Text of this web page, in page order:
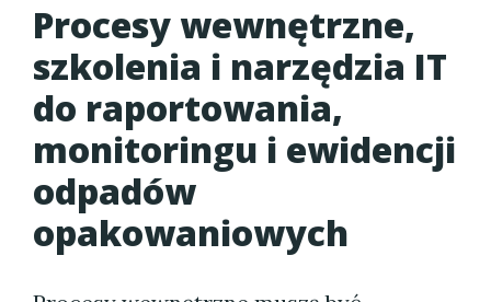
Procesy wewnętrzne,
szkolenia i narzędzia IT
do raportowania,
monitoringu i ewidencji
odpadów
opakowaniowych